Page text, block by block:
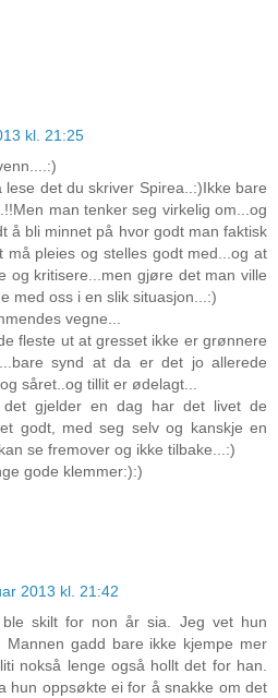
kl. 21:25
lese det du skriver Spirea..:)Ikke bare
man tenker seg virkelig om...og
å bli minnet på hvor godt man faktisk
må pleies og stelles godt med...og at
og kritisere...men gjøre det man ville
med oss i en slik situasjon...:)
vegne...
fleste ut at gresset ikke er grønnere
synd at da er det jo allerede
såret..og tillit er ødelagt...
gjelder en dag har det livet de
godt, med seg selv og kanskje en
se fremover og ikke tilbake...:)
gode klemmer:):)
2013 kl. 21:42
ble skilt for non år sia. Jeg vet hun
Mannen gadd bare ikke kjempe mer
nokså lenge også hollt det for han.
hun oppsøkte ei for å snakke om det